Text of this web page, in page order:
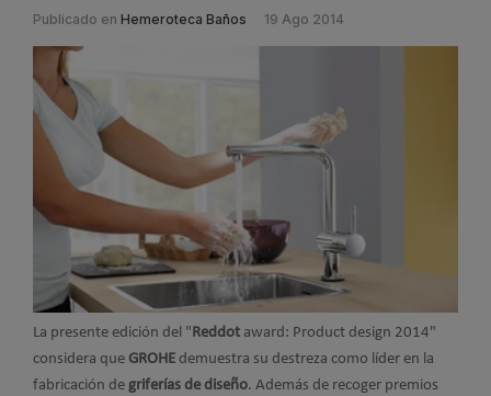
Publicado en Hemeroteca Baños 19 Ago 2014
La presente edición del "Reddot award: Product design 2014"
considera que GROHE demuestra su destreza como líder en la
fabricación de griferías de diseño. Además de recoger premios